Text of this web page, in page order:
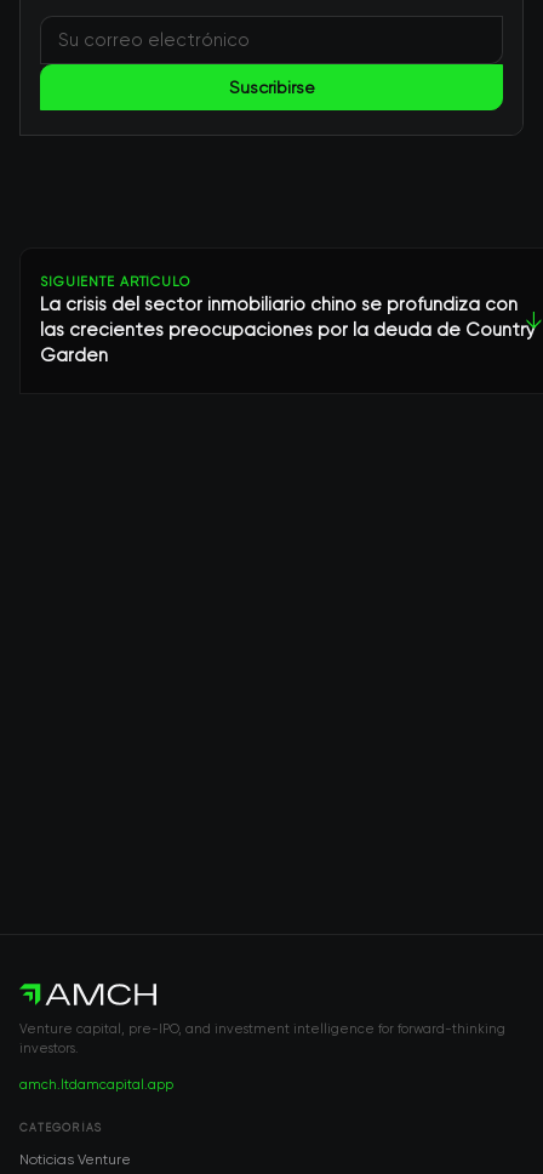
Suscribirse
SIGUIENTE ARTÍCULO
La crisis del sector inmobiliario chino se profundiza con
las crecientes preocupaciones por la deuda de Country
Garden
↓
Venture capital, pre-IPO, and investment intelligence for forward-thinking
investors.
amch.ltdamcapital.app
CATEGORÍAS
Noticias Venture